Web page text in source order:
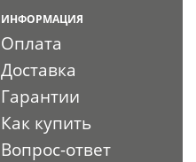
ИНФОРМАЦИЯ
Оплата
Доставка
Гарантии
Как купить
Вопрос-ответ